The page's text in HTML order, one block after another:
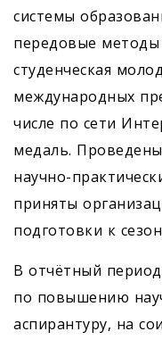
системы
передовые
студенческая
международных
числе по сети
медаль.
научно-
приняты
подготовки к
В отчётный
по повышению
аспирантуру, на